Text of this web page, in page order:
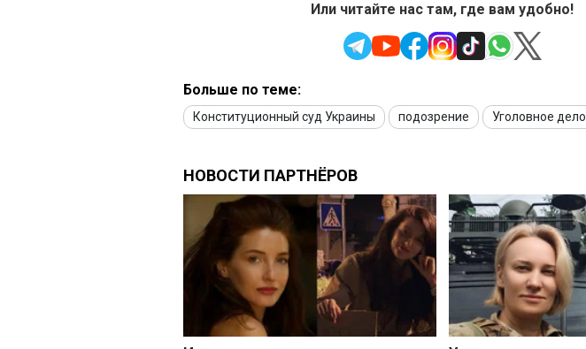
Или читайте нас там, где вам удобно!
Больше по теме:
Конституционный суд Украины подозрение Уголовное дело